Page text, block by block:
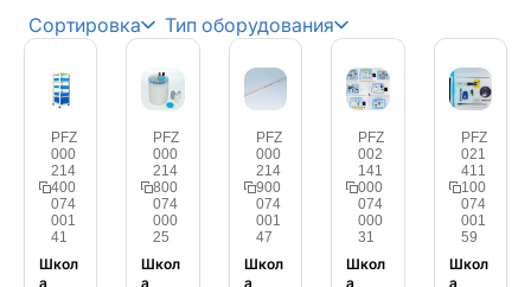
Сортировка Тип оборудования
PFZ
000
214
400
074
001
41
Школ
а
PFZ
000
214
800
074
000
25
Школ
а
PFZ
000
214
900
074
001
47
Школ
а
PFZ
002
141
000
074
000
31
Школ
а
PFZ
021
411
100
074
001
59
Школ
а